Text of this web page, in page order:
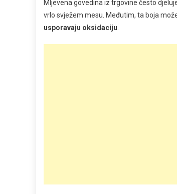
Mljevena govedina iz trgovine često
vrlo svježem mesu. Međutim, ta boja
usporavaju oksidaciju